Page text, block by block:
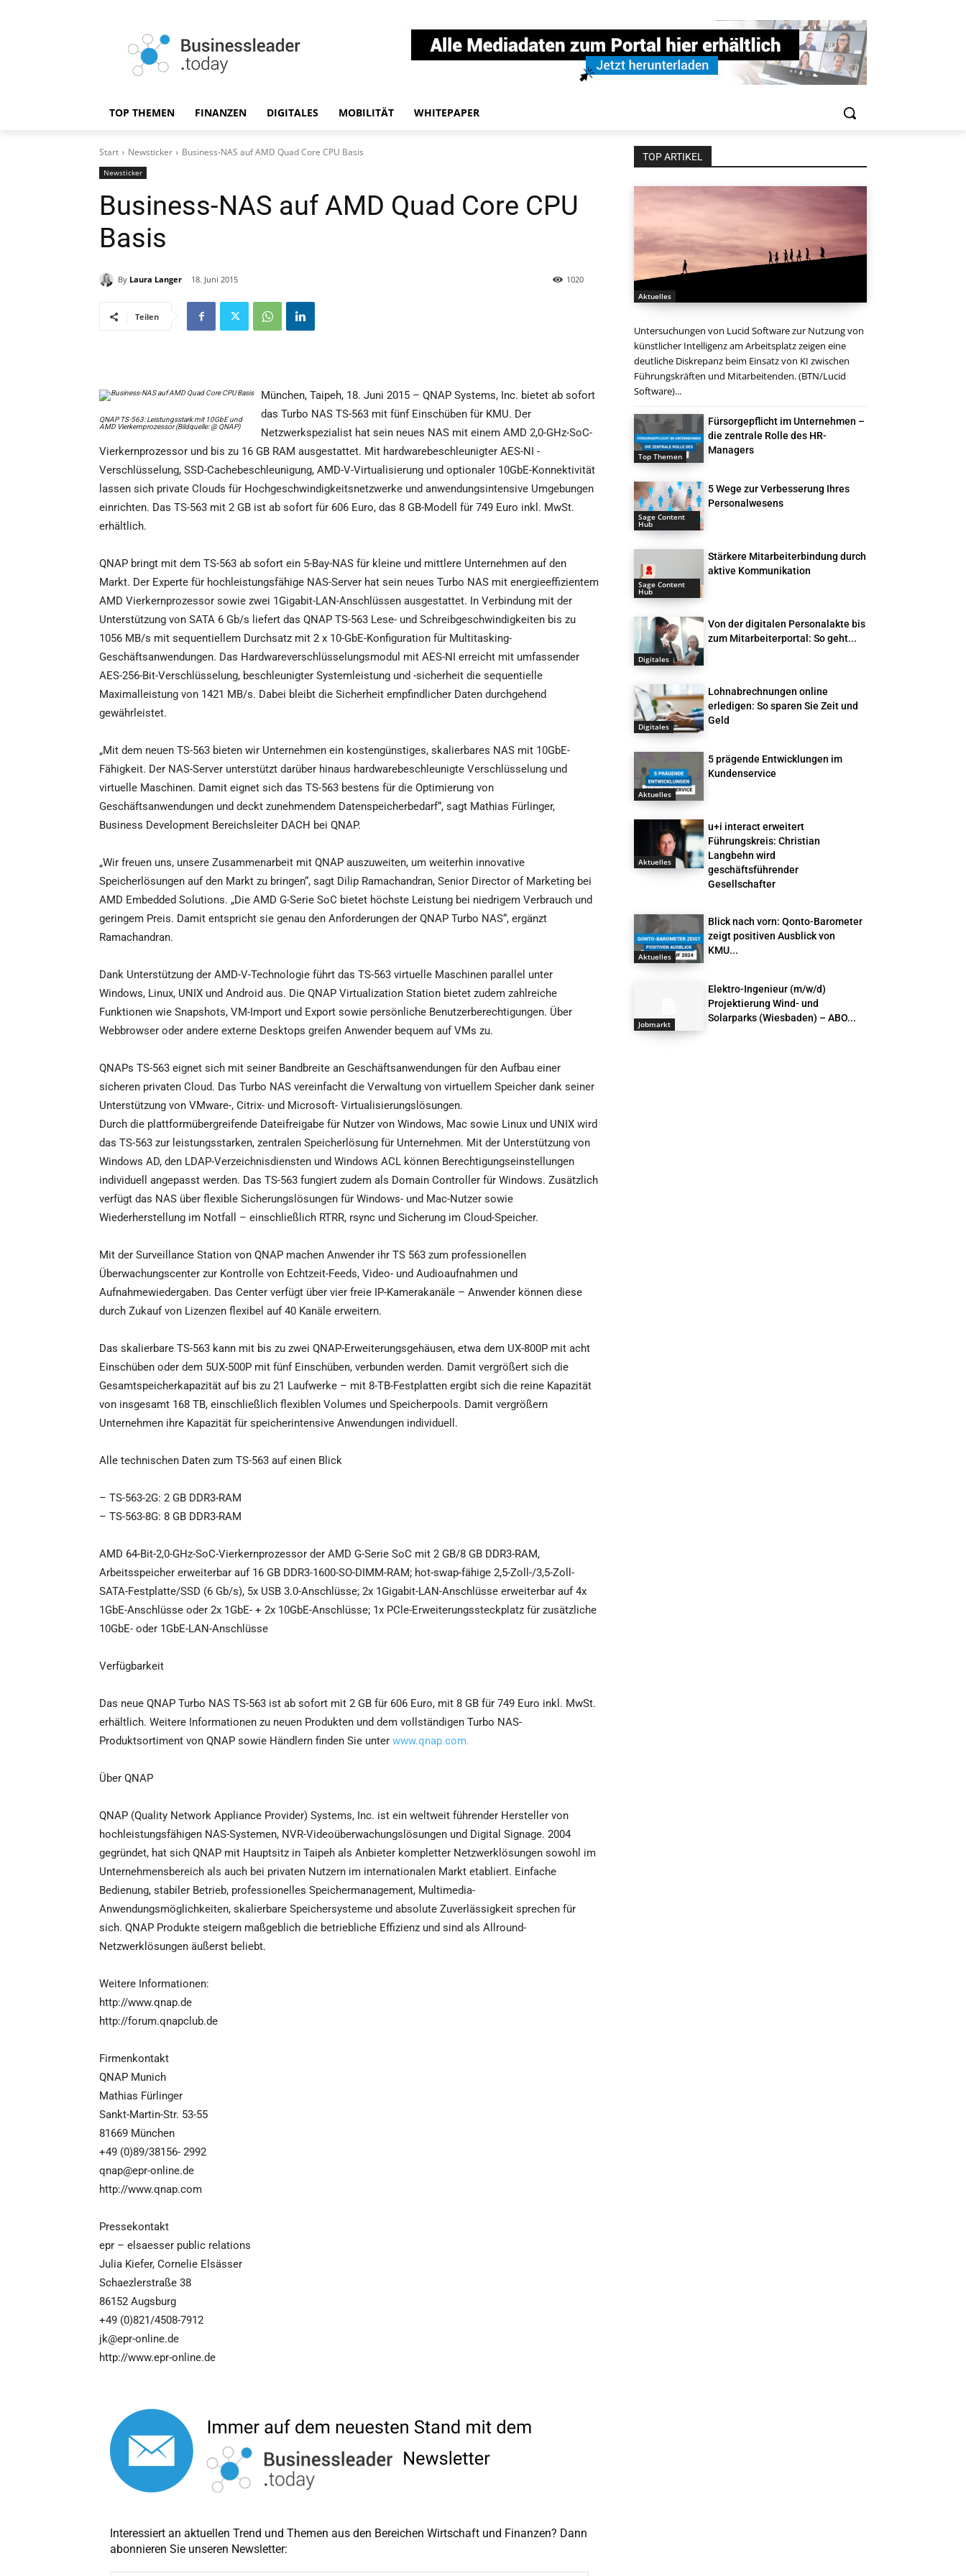
TOP THEMEN FINANZEN DIGITALES MOBILITÄT WHITEPAPER
Start Newsticker Business-NAS auf AMD Quad Core CPU Basis
Newsticker
Business-NAS auf AMD Quad Core CPU
Basis
By Laura Langer 18. Juni 2015 1020
Teilen
QNAP TS-563: Leistungsstark mit 10GbE und
AMD Vierkernprozessor (Bildquelle: @ QNAP)
München, Taipeh, 18. Juni 2015 – QNAP Systems, Inc. bietet ab sofort
das Turbo NAS TS-563 mit fünf Einschüben für KMU. Der
Netzwerkspezialist hat sein neues NAS mit einem AMD 2,0-GHz-SoC-
Vierkernprozessor und bis zu 16 GB RAM ausgestattet. Mit hardwarebeschleunigter AES-NI -
Verschlüsselung, SSD-Cachebeschleunigung, AMD-V-Virtualisierung und optionaler 10GbE-Konnektivität
lassen sich private Clouds für Hochgeschwindigkeitsnetzwerke und anwendungsintensive Umgebungen
einrichten. Das TS-563 mit 2 GB ist ab sofort für 606 Euro, das 8 GB-Modell für 749 Euro inkl. MwSt.
erhältlich.
QNAP bringt mit dem TS-563 ab sofort ein 5-Bay-NAS für kleine und mittlere Unternehmen auf den
Markt. Der Experte für hochleistungsfähige NAS-Server hat sein neues Turbo NAS mit energieeffizientem
AMD Vierkernprozessor sowie zwei 1Gigabit-LAN-Anschlüssen ausgestattet. In Verbindung mit der
Unterstützung von SATA 6 Gb/s liefert das QNAP TS-563 Lese- und Schreibgeschwindigkeiten bis zu
1056 MB/s mit sequentiellem Durchsatz mit 2 x 10-GbE-Konfiguration für Multitasking-
Geschäftsanwendungen. Das Hardwareverschlüsselungsmodul mit AES-NI erreicht mit umfassender
AES-256-Bit-Verschlüsselung, beschleunigter Systemleistung und -sicherheit die sequentielle
Maximalleistung von 1421 MB/s. Dabei bleibt die Sicherheit empfindlicher Daten durchgehend
gewährleistet.
„Mit dem neuen TS-563 bieten wir Unternehmen ein kostengünstiges, skalierbares NAS mit 10GbE-
Fähigkeit. Der NAS-Server unterstützt darüber hinaus hardwarebeschleunigte Verschlüsselung und
virtuelle Maschinen. Damit eignet sich das TS-563 bestens für die Optimierung von
Geschäftsanwendungen und deckt zunehmendem Datenspeicherbedarf“, sagt Mathias Fürlinger,
Business Development Bereichsleiter DACH bei QNAP.
„Wir freuen uns, unsere Zusammenarbeit mit QNAP auszuweiten, um weiterhin innovative
Speicherlösungen auf den Markt zu bringen“, sagt Dilip Ramachandran, Senior Director of Marketing bei
AMD Embedded Solutions. „Die AMD G-Serie SoC bietet höchste Leistung bei niedrigem Verbrauch und
geringem Preis. Damit entspricht sie genau den Anforderungen der QNAP Turbo NAS“, ergänzt
Ramachandran.
Dank Unterstützung der AMD-V-Technologie führt das TS-563 virtuelle Maschinen parallel unter
Windows, Linux, UNIX und Android aus. Die QNAP Virtualization Station bietet zudem zahlreiche
Funktionen wie Snapshots, VM-Import und Export sowie persönliche Benutzerberechtigungen. Über
Webbrowser oder andere externe Desktops greifen Anwender bequem auf VMs zu.
QNAPs TS-563 eignet sich mit seiner Bandbreite an Geschäftsanwendungen für den Aufbau einer
sicheren privaten Cloud. Das Turbo NAS vereinfacht die Verwaltung von virtuellem Speicher dank seiner
Unterstützung von VMware-, Citrix- und Microsoft- Virtualisierungslösungen.
Durch die plattformübergreifende Dateifreigabe für Nutzer von Windows, Mac sowie Linux und UNIX wird
das TS-563 zur leistungsstarken, zentralen Speicherlösung für Unternehmen. Mit der Unterstützung von
Windows AD, den LDAP-Verzeichnisdiensten und Windows ACL können Berechtigungseinstellungen
individuell angepasst werden. Das TS-563 fungiert zudem als Domain Controller für Windows. Zusätzlich
verfügt das NAS über flexible Sicherungslösungen für Windows- und Mac-Nutzer sowie
Wiederherstellung im Notfall – einschließlich RTRR, rsync und Sicherung im Cloud-Speicher.
Mit der Surveillance Station von QNAP machen Anwender ihr TS 563 zum professionellen
Überwachungscenter zur Kontrolle von Echtzeit-Feeds, Video- und Audioaufnahmen und
Aufnahmewiedergaben. Das Center verfügt über vier freie IP-Kamerakanäle – Anwender können diese
durch Zukauf von Lizenzen flexibel auf 40 Kanäle erweitern.
Das skalierbare TS-563 kann mit bis zu zwei QNAP-Erweiterungsgehäusen, etwa dem UX-800P mit acht
Einschüben oder dem 5UX-500P mit fünf Einschüben, verbunden werden. Damit vergrößert sich die
Gesamtspeicherkapazität auf bis zu 21 Laufwerke – mit 8-TB-Festplatten ergibt sich die reine Kapazität
von insgesamt 168 TB, einschließlich flexiblen Volumes und Speicherpools. Damit vergrößern
Unternehmen ihre Kapazität für speicherintensive Anwendungen individuell.
Alle technischen Daten zum TS-563 auf einen Blick
– TS-563-2G: 2 GB DDR3-RAM
– TS-563-8G: 8 GB DDR3-RAM
AMD 64-Bit-2,0-GHz-SoC-Vierkernprozessor der AMD G-Serie SoC mit 2 GB/8 GB DDR3-RAM,
Arbeitsspeicher erweiterbar auf 16 GB DDR3-1600-SO-DIMM-RAM; hot-swap-fähige 2,5-Zoll-/3,5-Zoll-
SATA-Festplatte/SSD (6 Gb/s), 5x USB 3.0-Anschlüsse; 2x 1Gigabit-LAN-Anschlüsse erweiterbar auf 4x
1GbE-Anschlüsse oder 2x 1GbE- + 2x 10GbE-Anschlüsse; 1x PCle-Erweiterungssteckplatz für zusätzliche
10GbE- oder 1GbE-LAN-Anschlüsse
Verfügbarkeit
Das neue QNAP Turbo NAS TS-563 ist ab sofort mit 2 GB für 606 Euro, mit 8 GB für 749 Euro inkl. MwSt.
erhältlich. Weitere Informationen zu neuen Produkten und dem vollständigen Turbo NAS-
Produktsortiment von QNAP sowie Händlern finden Sie unter www.qnap.com.
Über QNAP
QNAP (Quality Network Appliance Provider) Systems, Inc. ist ein weltweit führender Hersteller von
hochleistungsfähigen NAS-Systemen, NVR-Videoüberwachungslösungen und Digital Signage. 2004
gegründet, hat sich QNAP mit Hauptsitz in Taipeh als Anbieter kompletter Netzwerklösungen sowohl im
Unternehmensbereich als auch bei privaten Nutzern im internationalen Markt etabliert. Einfache
Bedienung, stabiler Betrieb, professionelles Speichermanagement, Multimedia-
Anwendungsmöglichkeiten, skalierbare Speichersysteme und absolute Zuverlässigkeit sprechen für
sich. QNAP Produkte steigern maßgeblich die betriebliche Effizienz und sind als Allround-
Netzwerklösungen äußerst beliebt.
Weitere Informationen:
http://www.qnap.de
http://forum.qnapclub.de
Firmenkontakt
QNAP Munich
Mathias Fürlinger
Sankt-Martin-Str. 53-55
81669 München
+49 (0)89/38156- 2992
qnap@epr-online.de
http://www.qnap.com
Pressekontakt
epr – elsaesser public relations
Julia Kiefer, Cornelie Elsässer
Schaezlerstraße 38
86152 Augsburg
+49 (0)821/4508-7912
jk@epr-online.de
http://www.epr-online.de
Interessiert an aktuellen Trend und Themen aus den Bereichen Wirtschaft und Finanzen? Dann
abonnieren Sie unseren Newsletter:
TOP ARTIKEL
Aktuelles
Untersuchungen von Lucid Software zur Nutzung von
künstlicher Intelligenz am Arbeitsplatz zeigen eine
deutliche Diskrepanz beim Einsatz von KI zwischen
Führungskräften und Mitarbeitenden. (BTN/Lucid
Software)...
Top Themen
Fürsorgepflicht im Unternehmen –
die zentrale Rolle des HR-
Managers
Sage Content
Hub
5 Wege zur Verbesserung Ihres
Personalwesens
Sage Content
Hub
Stärkere Mitarbeiterbindung durch
aktive Kommunikation
Digitales
Von der digitalen Personalakte bis
zum Mitarbeiterportal: So geht...
Digitales
Lohnabrechnungen online
erledigen: So sparen Sie Zeit und
Geld
Aktuelles
5 prägende Entwicklungen im
Kundenservice
Aktuelles
u+i interact erweitert
Führungskreis: Christian
Langbehn wird
geschäftsführender
Gesellschafter
Aktuelles
Blick nach vorn: Qonto-Barometer
zeigt positiven Ausblick von
KMU...
Jobmarkt
Elektro-Ingenieur (m/w/d)
Projektierung Wind- und
Solarparks (Wiesbaden) – ABO...